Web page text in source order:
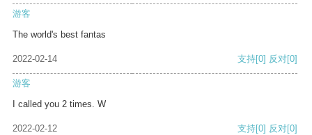
游客
The world's best fantas
2022-02-14 支持[0] 反对[0]
游客
I called you 2 times. W
2022-02-12 支持[0] 反对[0]